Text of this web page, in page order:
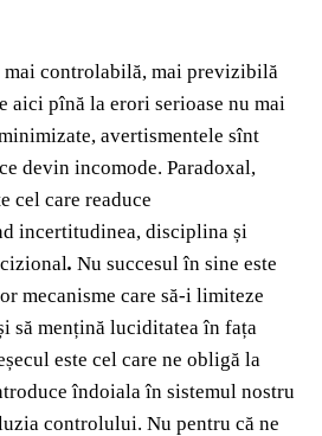
mai controlabilă, mai previzibilă
aici pînă la erori serioase nu mai
avertismentele sînt
devin incomode. Paradoxal,
cel care readuce
incertitudinea, disciplina și
. Nu succesul în sine este
mecanisme care să-i limiteze
să mențină luciditatea în fața
este cel care ne obligă la
îndoiala în sistemul nostru
controlului. Nu pentru că ne